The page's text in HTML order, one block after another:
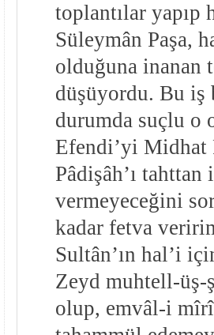
toplantılar yapıp
Süleymân Paşa,
olduğuna inanan
düşüyordu. Bu iş
durumda suçlu o
Efendi’yi Midhat
Pâdişâh’ı
vermeyeceğini
kadar fetva
Sultân’ın hal’i
Zeyd muhtell-üş-
olup, emvâl-i